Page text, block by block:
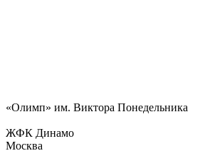
«Олимп» им. Виктора Понедельника
ЖФК Динамо
Москва